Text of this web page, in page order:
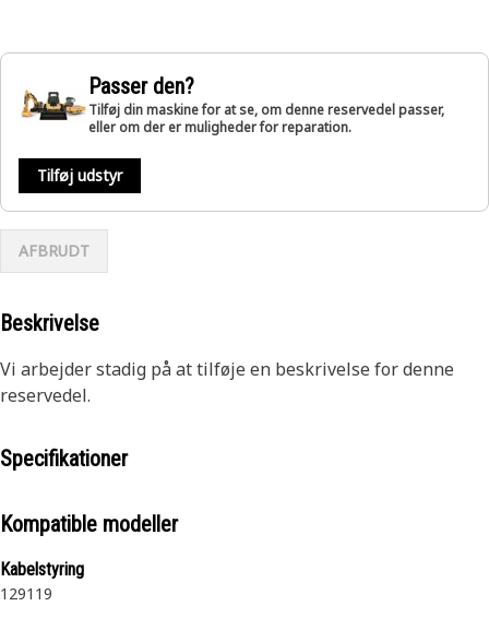
Passer den?
Tilføj din maskine for at se, om denne reservedel passer,
eller om der er muligheder for reparation.
Tilføj udstyr
AFBRUDT
Beskrivelse
Vi arbejder stadig på at tilføje en beskrivelse for denne
reservedel.
Specifikationer
Kompatible modeller
Kabelstyring
129119